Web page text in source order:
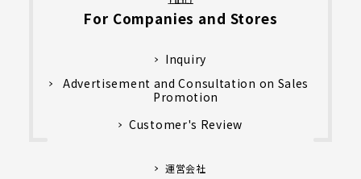
For Companies and Stores
Inquiry
Advertisement and Consultation on Sales
Promotion
Customer's Review
運営会社